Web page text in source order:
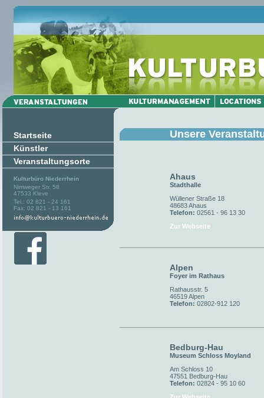
Startseite
Künstler
Veranstaltungsorte
Kulturbüro Niederrhein
Nimweger Str. 58
47533 Kleve
Tel.: 02 821 - 24 161
Fax: 02 821 - 13 161
Unsere
Ahaus
Stadthalle
Wüllener Straße 18
48683 Ahaus
Telefon: 02561 - 96 13 30
Zur Webseite
Alpen
Foyer im Rathaus
Rathausstr. 5
46519 Alpen
Telefon: 02802-912 120
Bedburg-Hau
Museum Schloss Moyland
Am Schloss 10
47551 Bedburg-Hau
Telefon: 02824 - 95 10 60